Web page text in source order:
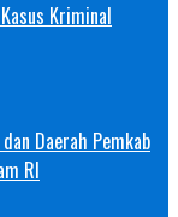
Kriminal
Daerah Pemkab
RI